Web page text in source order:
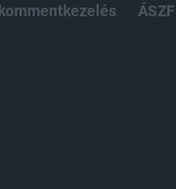
kommentkezelés ÁSZF